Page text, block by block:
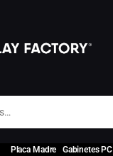
Placa Madre Gabinetes PC